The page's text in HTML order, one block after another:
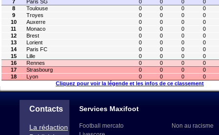
7
Paris SG 0 0 0
0
8
Toulouse 0 0 0
0
9
Troyes 0 0 0
0
10
Auxerre 0 0 0
0
11
Monaco 0 0 0
0
12
Brest 0 0 0
0
13
Lorient 0 0 0
0
14
Paris FC 0 0 0
0
15
Lille 0 0 0
0
16
Rennes 0 0 0
0
17
Strasbourg 0 0 0
0
18
Lyon 0 0 0
0
Cliquez pour voir la légende et les infos de ce classement
Contacts
La rédaction
Services Maxifoot
Football mercato
Non au racisme